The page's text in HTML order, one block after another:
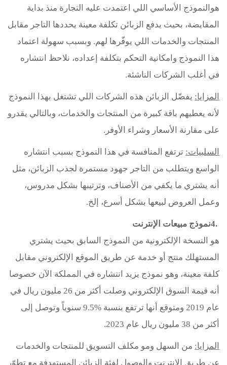
هوالنموذج الأساسي اللي اعتمدت عليه التجارة منذ بداية
المقايضة، بحيث يدفع الزبائن تكلفة معينة يحددها التاجر مقابل
المنتجات والخدمات اللي يوفّرها لهم. وبسبب سهولة اعتماد
هذا النموذج وامكانية التحكم بتكلفة إعداده، نلاحظ انتشاره
في أغلب الشركات الناشئة.
المزايا: يفضّل الزبائن هذه الشركات اللي تشتغل بهذا النموذج
لأنه يعطيهم باقة كبيرة من المنتجات والخدمات، وبالتالي يقدرو
على مقارنة الأسعار وشراء الأوفر .
السلبيات: ترتفع المنافسة في هذا النموذج بسبب انتشاره
الواسع ويتطلب من التاجر جهود مستمرة لجذب الزبائن، مثل
أنه يشتري ما يكفي من الأصناف، وترتيبها بشكل مدروس،
وعمل العروض لبيعها بشكل أسرع، إلخ.
4.نموذج مبيعات الإنترنت
هو النسخة الإلكترونية من النموذج السابق بحيث يشتري
المستهلك منتج أو خدمة عن طريق الموقع الإلكتروني مقابل
كلفة معينة، وهو نموذج يزيد انتشاره في المملكة الآن خصوصا
أنه قيمة السوق الإلكتروني وصلت أكثر من 26 مليون ريال في
عام 2019 ومتوقع أنها ترتفع بنسبة %9.5 سنوياً وتوصل إلى
أكثر من 38 مليون ريال عام 2023
.
المزايا: من السهل ومو مكلف التسويق للمنتجات والخدمات
عن طريق الإنترنت والوصول لفئة الزبائن المستهدفة مع تطوّر